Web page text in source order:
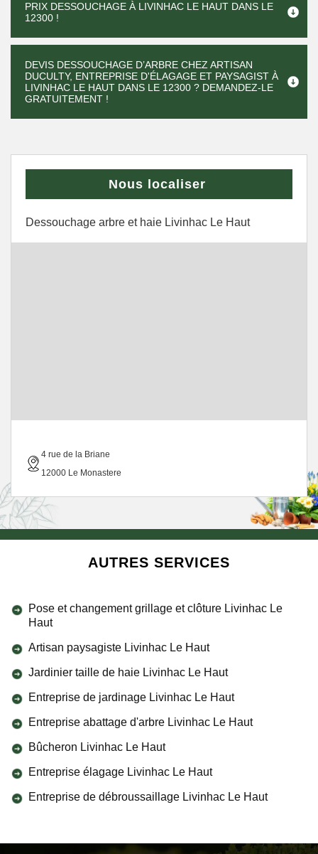
PRIX DESSOUCHAGE À LIVINHAC LE HAUT DANS LE
12300 !
DEVIS DESSOUCHAGE D’ARBRE CHEZ ARTISAN
DUCULTY, ENTREPRISE D'ÉLAGAGE ET PAYSAGIST À
LIVINHAC LE HAUT DANS LE 12300 ? DEMANDEZ-LE
GRATUITEMENT !
Nous localiser
Dessouchage arbre et haie Livinhac Le Haut
4 rue de la Briane
12000 Le Monastere
AUTRES SERVICES
Pose et changement grillage et clôture Livinhac Le
Haut
Artisan paysagiste Livinhac Le Haut
Jardinier taille de haie Livinhac Le Haut
Entreprise de jardinage Livinhac Le Haut
Entreprise abattage d'arbre Livinhac Le Haut
Bûcheron Livinhac Le Haut
Entreprise élagage Livinhac Le Haut
Entreprise de débroussaillage Livinhac Le Haut